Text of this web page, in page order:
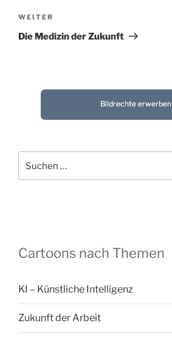
Nächster
Beitrag
WEITER
Die Medizin der Zukunft
Bildrechte erwerben
nach:
Cartoons nach Themen
KI – Künstliche Intelligenz
Zukunft der Arbeit